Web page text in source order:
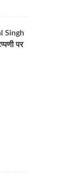
Singh
पर